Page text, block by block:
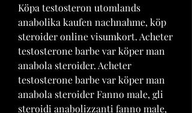
Köpa testosteron utomlands
anabolika kaufen nachnahme, köp
steroider online visumkort. Acheter
testosterone barbe var köper man
anabola steroider. Acheter
testosterone barbe var köper man
anabola steroider Fanno male, gli
steroidi anabolizzanti fanno male,